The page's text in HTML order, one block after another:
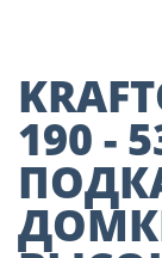
Декор
190 -